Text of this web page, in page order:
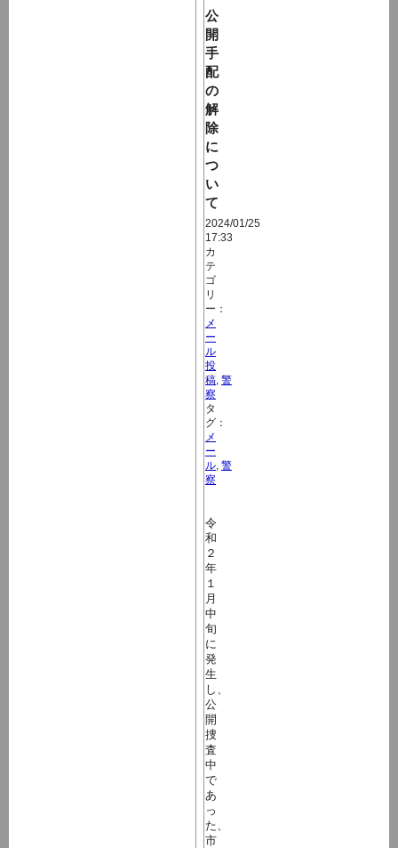
公
開
手
配
の
解
除
に
つ
い
て
2024/01/25
17:33
カ
テ
ゴ
リ
ー：
メ
ー
ル
投
稿 警
察
タ
グ：
メ
ー
ル 警
察
令
和
２
年
１
月
中
旬
に
発
生
し、
公
開
捜
査
中
で
あ
っ
た、
市